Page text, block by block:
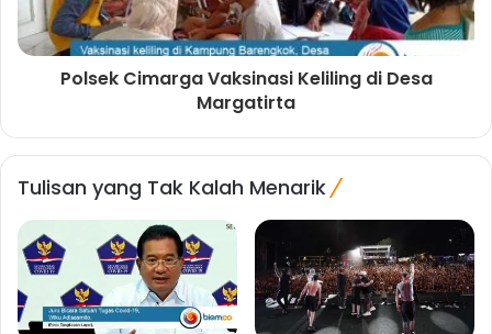
Polsek Cimarga Vaksinasi Keliling di Desa
Margatirta
Tulisan yang Tak Kalah Menarik